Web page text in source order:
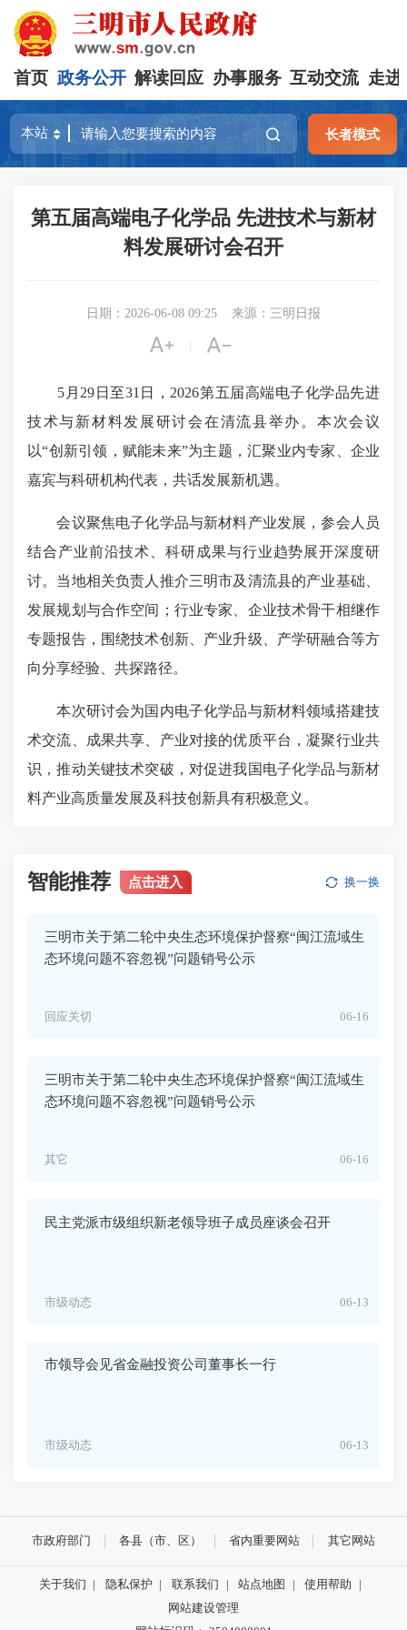
首页 政务公开 解读回应 办事服务 互动交流 走进
长者模式
第五届高端电子化学品 先进技术与新材
料发展研讨会召开
日期：2026-06-08 09:25 来源：三明日报
 
5月29日至31日，2026第五届高端电子化学品先进
技术与新材料发展研讨会在清流县举办。本次会议
以“创新引领，赋能未来”为主题，汇聚业内专家、企业
嘉宾与科研机构代表，共话发展新机遇。
会议聚焦电子化学品与新材料产业发展，参会人员
结合产业前沿技术、科研成果与行业趋势展开深度研
讨。当地相关负责人推介三明市及清流县的产业基础、
发展规划与合作空间；行业专家、企业技术骨干相继作
专题报告，围绕技术创新、产业升级、产学研融合等方
向分享经验、共探路径。
本次研讨会为国内电子化学品与新材料领域搭建技
术交流、成果共享、产业对接的优质平台，凝聚行业共
识，推动关键技术突破，对促进我国电子化学品与新材
料产业高质量发展及科技创新具有积极意义。
智能推荐 点击进入 换一换
三明市关于第二轮中央生态环境保护督察“闽江流域生
态环境问题不容忽视”问题销号公示
06-16
回应关切
三明市关于第二轮中央生态环境保护督察“闽江流域生
态环境问题不容忽视”问题销号公示
06-16
其它
民主党派市级组织新老领导班子成员座谈会召开
06-13
市级动态
市领导会见省金融投资公司董事长一行
06-13
市级动态
市政府部门 各县（市、区） 省内重要网站 其它网站
关于我们 | 隐私保护 | 联系我们 | 站点地图 | 使用帮助
|
网站建设管理